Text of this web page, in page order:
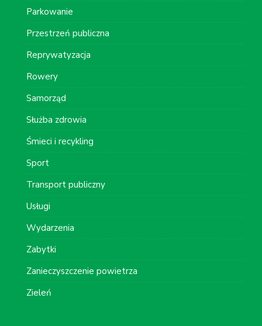
Parkowanie
Przestrzeń publiczna
Reprywatyzacja
Rowery
Samorząd
Służba zdrowia
Śmieci i recykling
Sport
Transport publiczny
Usługi
Wydarzenia
Zabytki
Zanieczyszczenie powietrza
Zieleń